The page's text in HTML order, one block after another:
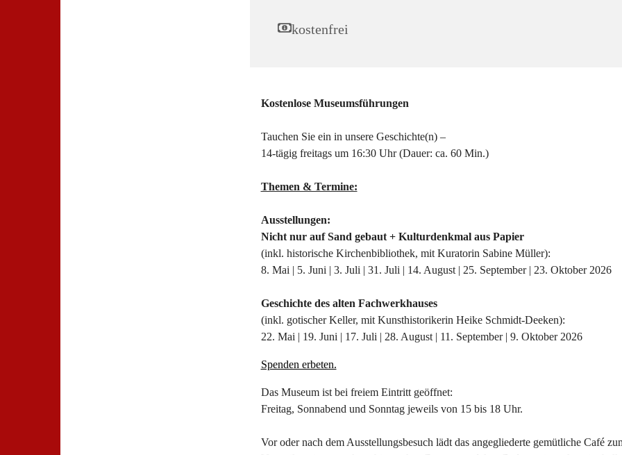
kostenfrei
Kostenlose Museumsführungen
Tauchen Sie ein in unsere Geschichte(n) –
14-tägig freitags um 16:30 Uhr (Dauer: ca. 60 Min.)
Themen & Termine:
Ausstellungen:
Nicht nur auf Sand gebaut + Kulturdenkmal aus Papier
(inkl. historische Kirchenbibliothek, mit Kuratorin Sabine Müller):
8. Mai | 5. Juni | 3. Juli | 31. Juli | 14. August | 25. September | 23. Oktober 2026
Geschichte des alten Fachwerkhauses
(inkl. gotischer Keller, mit Kunsthistorikerin Heike Schmidt-Deeken):
22. Mai | 19. Juni | 17. Juli | 28. August | 11. September | 9. Oktober 2026
Spenden erbeten.
Das Museum ist bei freiem Eintritt geöffnet:
Freitag, Sonnabend und Sonntag jeweils von 15 bis 18 Uhr.
Vor oder nach dem Ausstellungsbesuch lädt das angegliederte gemütliche Café